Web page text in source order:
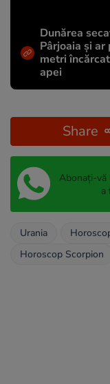
Dunărea
Pârjoaia și
metri
apei
Share
Abonați-vă
a
Urania
Horoscop Scorpion